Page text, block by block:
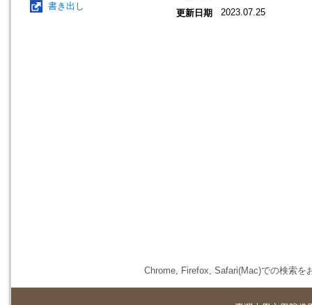
書き出し
更新日期 2023.07.25
Chrome, Firefox, Safari(Mac)での検索を